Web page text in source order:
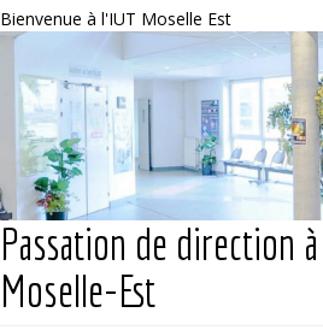
Bienvenue à l'IUT Moselle Est
Passation de direction à
Moselle-Est